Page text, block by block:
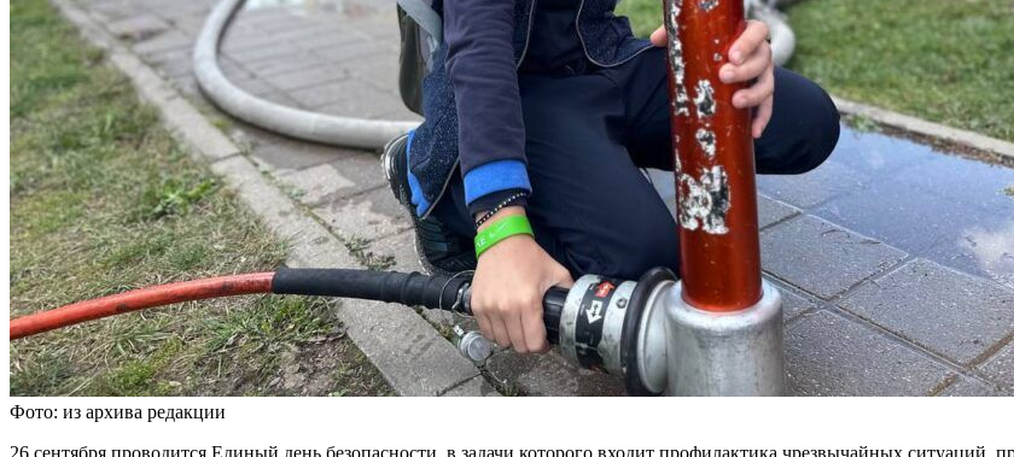
Фото: из архива редакции
26 сентября проводится Единый день безопасности, в задачи которого входит профилактика чрезвычайных